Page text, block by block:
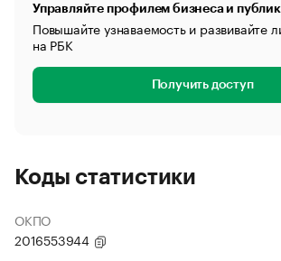
Управляйте профилем бизнеса и
Повышайте узнаваемость и развивайте
на РБК
Получить доступ
Коды статистики
ОКПО
2016553944